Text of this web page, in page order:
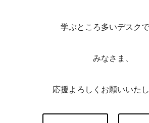
学ぶところ多いデスクで
みなさま、
応援よろしくお願いいたし